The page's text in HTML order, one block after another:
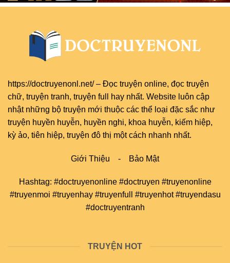
https://doctruyenonl.net/– Đọc truyện online, đọc truyện
chữ, truyện tranh, truyện full
hay nhất. Website luôn cập
nhật những bộ truyện mới thuộc các thể loại đặc sắc như
truyện huyền huyễn, huyền nghi, khoa huyễn, kiếm hiệp,
kỳ ảo, tiên hiệp, truyện đô thị một cách nhanh nhất.
Giới Thiệu - Bảo Mật
Hashtag: #doctruyenonline #doctruyen #truyenonline
#truyenmoi #truyenhay #truyenfull #truyenhot #truyendasu
#doctruyentranh
TRUYỆN HOT